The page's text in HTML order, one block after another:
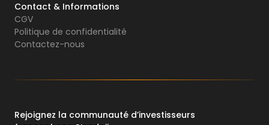
Contact & Informations
CGV
Politique de confidentialité
Contactez-nous
Rejoignez la communauté d’investisseurs